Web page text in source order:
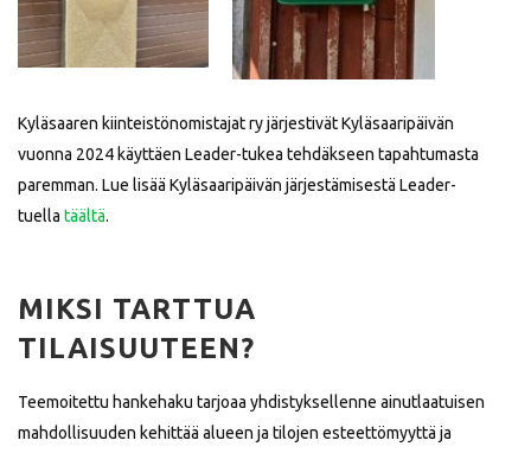
Kyläsaaren kiinteistönomistajat ry järjestivät Kyläsaaripäivän
vuonna 2024 käyttäen Leader-tukea tehdäkseen tapahtumasta
paremman. Lue lisää Kyläsaaripäivän järjestämisestä Leader-
tuella täältä.
MIKSI TARTTUA
TILAISUUTEEN?
Teemoitettu hankehaku tarjoaa yhdistyksellenne ainutlaatuisen
mahdollisuuden kehittää alueen ja tilojen esteettömyyttä ja